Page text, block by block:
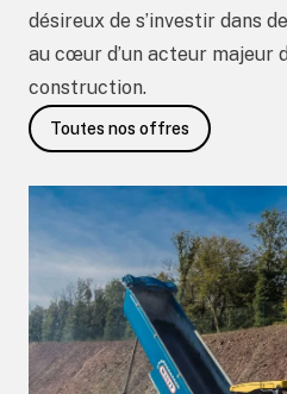
désireux de s’investir dans
au cœur d’un acteur majeur
construction.
Toutes nos offres